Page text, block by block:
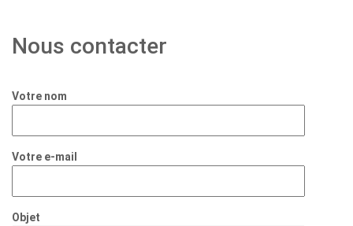
Nous contacter
Votre nom
Votre e-mail
Objet